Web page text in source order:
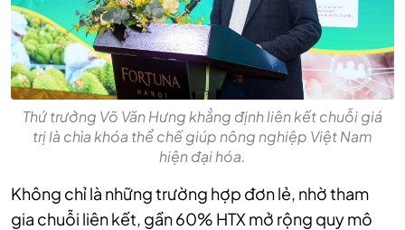
Thứ trưởng Võ Văn Hưng khẳng định liên kết chuỗi giá
trị là chìa khóa thể chế giúp nông nghiệp Việt Nam
hiện đại hóa.
Không chỉ là những trường hợp đơn lẻ, nhờ tham
gia chuỗi liên kết, gần 60% HTX mở rộng quy mô